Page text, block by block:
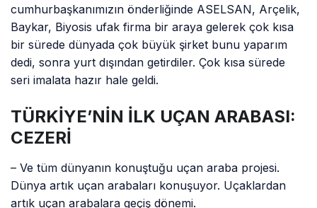
cumhurbaşkanımızın önderliğinde ASELSAN, Arçelik,
Baykar, Biyosis ufak firma bir araya gelerek çok kısa
bir sürede dünyada çok büyük şirket bunu yaparım
dedi, sonra yurt dışından getirdiler. Çok kısa sürede
seri imalata hazır hale geldi.
TÜRKİYE’NİN İLK UÇAN ARABASI:
CEZERİ
– Ve tüm dünyanın konuştuğu uçan araba projesi.
Dünya artık uçan arabaları konuşuyor. Uçaklardan
artık uçan arabalara geçiş dönemi.